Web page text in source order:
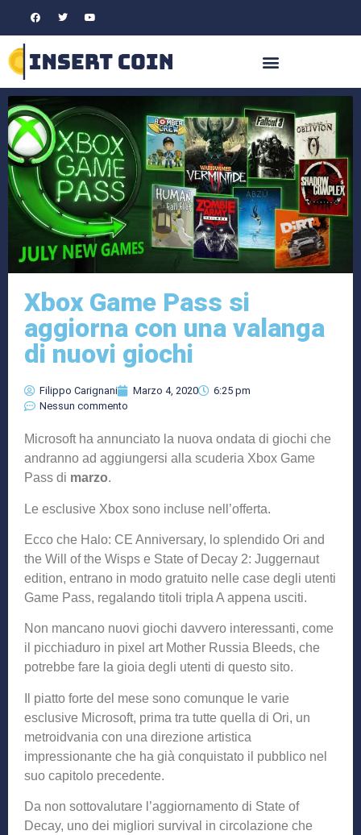
Xbox Game Pass si
aggiorna con una valanga
di nuovi giochi
Filippo Carignani Marzo 4, 2020
6:25 pm
Nessun commento
Microsoft ha annunciato la nuova ondata di giochi che
andranno ad aggiungersi alla scuderia Xbox Game
Pass di marzo.
Le esclusive Xbox sono incluse nell’offerta.
Ecco che Halo: CE Anniversary, lo splendido Ori and
the Will of the Wisps e State of Decay 2: Juggernaut
edition, entrano in modo gratuito nelle case degli utenti
Game Pass, regalando titoli tripla A appena usciti.
Non mancano nuovi giochi davvero interessanti, come
il picchiaduro in pixel art Mother Russia Bleeds, che
potrebbe fare la gioia degli utenti di questo sito.
Il piatto forte del mese sono comunque le varie
esclusive Microsoft, prima tra tutte quella di Ori, un
metroidvania con una direzione artistica
impressionante che ha già conquistato il pubblico nel
suo capitolo precedente.
Da non sottovalutare l’aggiornamento di State of
Decay, uno dei migliori survival in circolazione che